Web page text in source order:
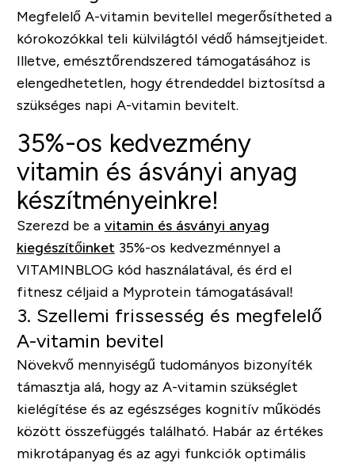
Megfelelő A-vitamin bevitellel megerősítheted a
kórokozókkal teli külvilágtól védő hámsejtjeidet.
Illetve, emésztőrendszered támogatásához is
elengedhetetlen, hogy étrendeddel biztosítsd a
szükséges napi A-vitamin bevitelt.
35%-os kedvezmény
vitamin és ásványi anyag
készítményeinkre!
Szerezd be a vitamin és ásványi anyag
kiegészítőinket35%-os kedvezménnyel a
VITAMINBLOGkód használatával, és érd el
fitnesz céljaid a Myprotein támogatásával!
3. Szellemi frissesség és megfelelő
A-vitamin bevitel
Növekvő mennyiségű tudományos bizonyíték
támasztja alá, hogy az A-vitamin szükséglet
kielégítése és az egészséges kognitív működés
között összefüggés található. Habár az értékes
mikrotápanyag és az agyi funkciók optimális